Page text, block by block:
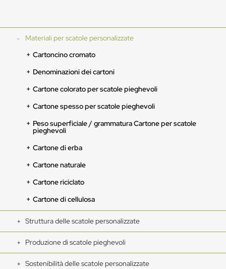
Materiali per scatole personalizzate
Cartoncino cromato
Denominazioni dei cartoni
Cartone colorato per scatole pieghevoli
Cartone spesso per scatole pieghevoli
Peso superficiale / grammatura Cartone per scatole
pieghevoli
Cartone di erba
Cartone naturale
Cartone riciclato
Cartone di cellulosa
Struttura delle scatole personalizzate
Produzione di scatole pieghevoli
Sostenibilità delle scatole personalizzate